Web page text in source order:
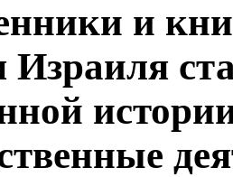
и
Израиля